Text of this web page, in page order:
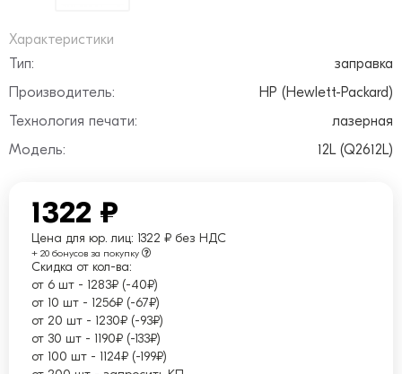
Характеристики
Тип:
заправка
Производитель:
HP (Hewlett-Packard)
Технология печати:
лазерная
Модель:
12L (Q2612L)
1322 ₽
Цена для юр. лиц: 1322 ₽ без НДС
+ 20 бонусов за покупку
Скидка от кол-ва:
от 6 шт - 1283₽ (-40₽)
от 10 шт - 1256₽ (-67₽)
от 20 шт - 1230₽ (-93₽)
от 30 шт - 1190₽ (-133₽)
от 100 шт - 1124₽ (-199₽)